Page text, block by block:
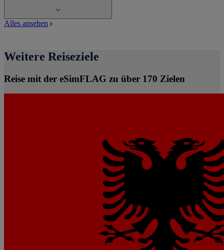
Alles ansehen
Weitere Reiseziele
Reise mit der eSimFLAG zu über 170 Zielen